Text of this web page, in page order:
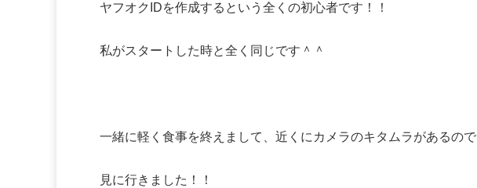
ヤフオクIDを作成するという全くの初心者です！！
私がスタートした時と全く同じです＾＾
一緒に軽く食事を終えまして、近くにカメラのキタムラがあるので
見に行きました！！